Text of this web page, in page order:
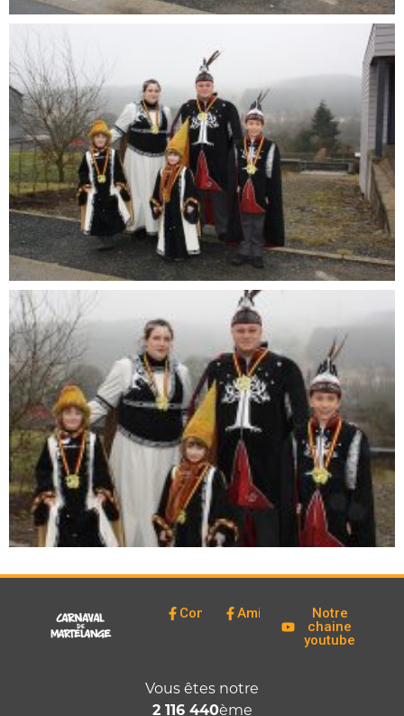
Comité Amicale
Notre
chaine
youtube
Vous êtes notre
2 116 440ème